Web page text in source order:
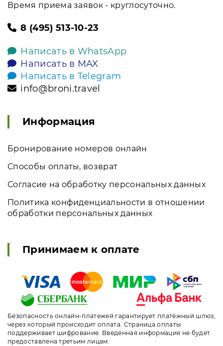
Время приема заявок - круглосуточно.
8 (495) 513-10-23
Написать в WhatsApp
Написать в MAX
Написать в Telegram
info@broni.travel
Информация
Бронирование номеров онлайн
Способы оплаты, возврат
Согласие на обработку персональных данных
Политика конфиденциальности в отношении
обработки персональных данных
Принимаем к оплате
Безопасность онлайн-платежей гарантирует платёжный шлюз,
через который происходит оплата. Страница оплаты
поддерживает шифрование. Введенная информация не будет
предоставлена третьим лицам.